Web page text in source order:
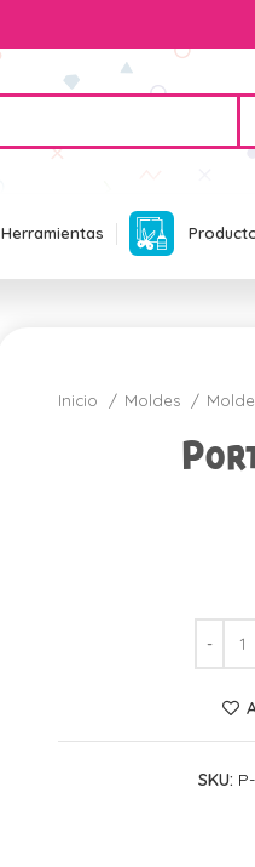
Herramientas
Inicio Moldes
SKU: